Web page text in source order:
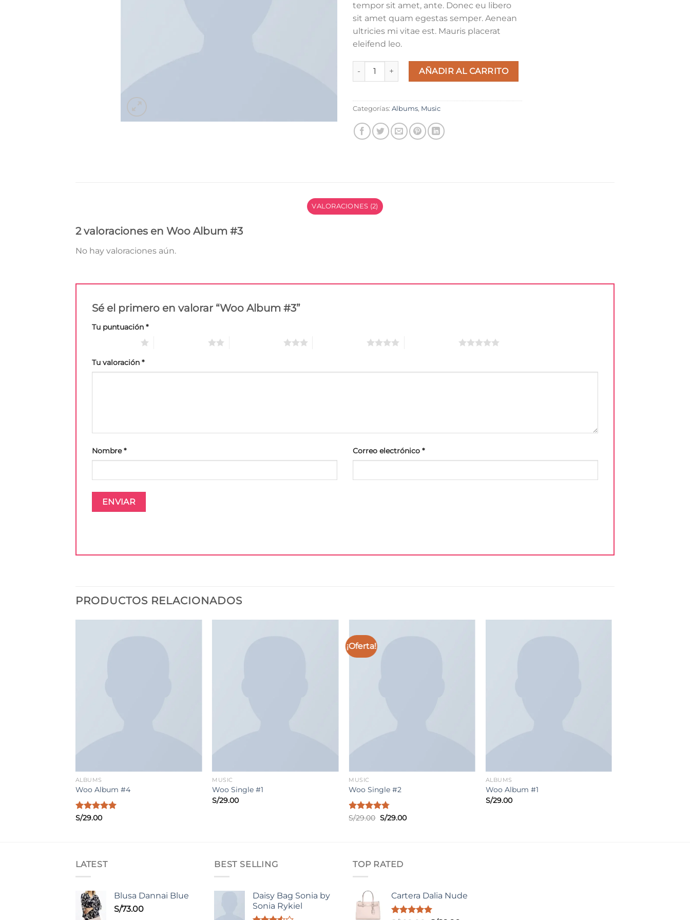
tempor sit amet, ante. Donec eu libero
sit amet quam egestas semper. Aenean
ultricies mi vitae est. Mauris placerat
eleifend leo.
Woo Album #3 cantidadAÑADIR AL CARRITO
Categorías: Albums, Music
VALORACIONES (2)
2 valoraciones en Woo Album #3
No hay valoraciones aún.
Sé el primero en valorar “Woo Album #3”
Tu puntuación *
Tu valoración *
Nombre* Correo electrónico *
PRODUCTOS RELACIONADOS
ALBUMS
Woo Album #4
Valorado
S/29.00
MUSIC
Woo Single #1
S/29.00
¡Oferta!
MUSIC
Woo Single #2
Valorado
S/29.00 El
precio
S/29.00El
ALBUMS
Woo Album #1
S/29.00
LATEST
Blusa Dannai Blue
S/73.00
BEST SELLING
Daisy Bag Sonia by
Sonia Rykiel
TOP RATED
Cartera Dalia Nude